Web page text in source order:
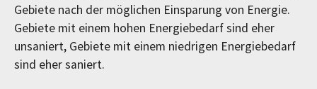
Gebiete nach der möglichen Einsparung von Energie.
Gebiete mit einem hohen Energiebedarf sind eher
unsaniert, Gebiete mit einem niedrigen Energiebedarf
sind eher saniert.